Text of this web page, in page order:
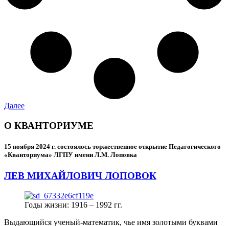
Далее
О КВАНТОРИУМЕ
15 ноября 2024 г. состоялось торжественное открытие Педагогического
«Кванториума» ЛГПУ имени Л.М. Лоповка
ЛЕВ МИХАЙЛОВИЧ ЛОПОВОК
Годы жизни: 1916 – 1992 гг.
Выдающийся ученый-математик, чье имя золотыми буквами